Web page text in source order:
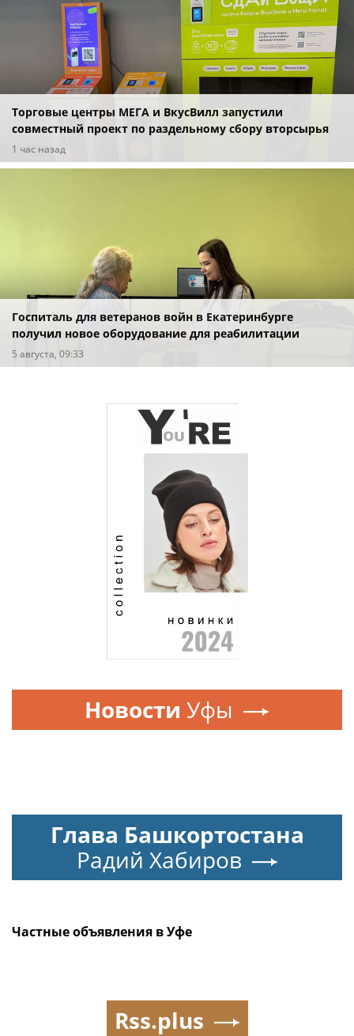
Торговые центры МЕГА и ВкусВилл запустили
совместный проект по раздельному сбору вторсырья
1 час назад
Госпиталь для ветеранов войн в Екатеринбурге
получил новое оборудование для реабилитации
5 августа, 09:33
Новости Уфы
Глава Башкортостана
Радий Хабиров
Частные объявления в Уфе
Rss.plus